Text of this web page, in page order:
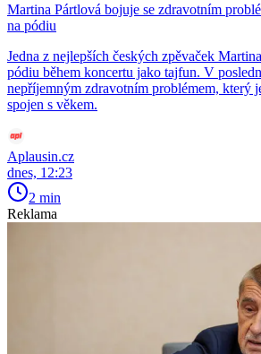
Martina Pártlová bojuje se zdravotním
na pódiu
Jedna z nejlepších českých zpěvaček
pódiu během koncertu jako tajfun. V
nepříjemným zdravotním problémem, který
spojen s věkem.
Aplausin.cz
dnes, 12:23
2 min
Reklama